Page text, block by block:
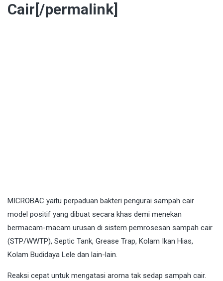
Cair[/permalink]
MICROBAC yaitu perpaduan bakteri pengurai sampah cair
model positif yang dibuat secara khas demi menekan
bermacam-macam urusan di sistem pemrosesan sampah cair
(STP/WWTP), Septic Tank, Grease Trap, Kolam Ikan Hias,
Kolam Budidaya Lele dan lain-lain.
Reaksi cepat untuk mengatasi aroma tak sedap sampah cair.